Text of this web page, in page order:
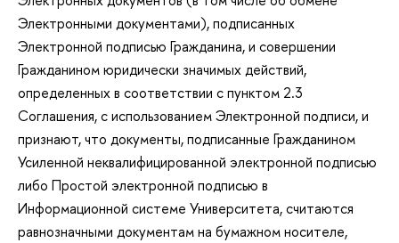
Электронными документами), подписанных
Электронной подписью Гражданина, и совершении
Гражданином юридически значимых действий,
определенных в соответствии с пунктом 2.3
Соглашения, с использованием Электронной подписи, и
признают, что документы, подписанные Гражданином
Усиленной неквалифицированной электронной подписью
либо Простой электронной подписью в
Информационной системе Университета, считаются
равнозначными документам на бумажном носителе,